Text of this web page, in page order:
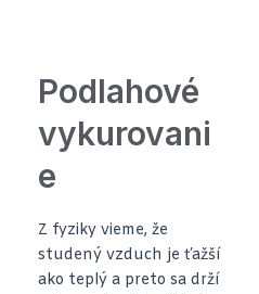
Podlahové
vykurovani
e
Z fyziky vieme, že
studený vzduch je ťažší
ako teplý a preto sa drží